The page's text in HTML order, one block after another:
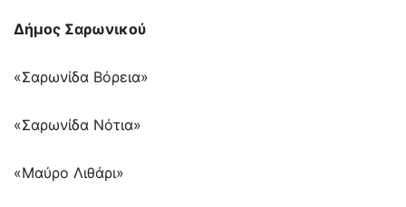
Δήμος Σαρωνικού
«Σαρωνίδα Βόρεια»
«Σαρωνίδα Νότια»
«Μαύρο Λιθάρι»